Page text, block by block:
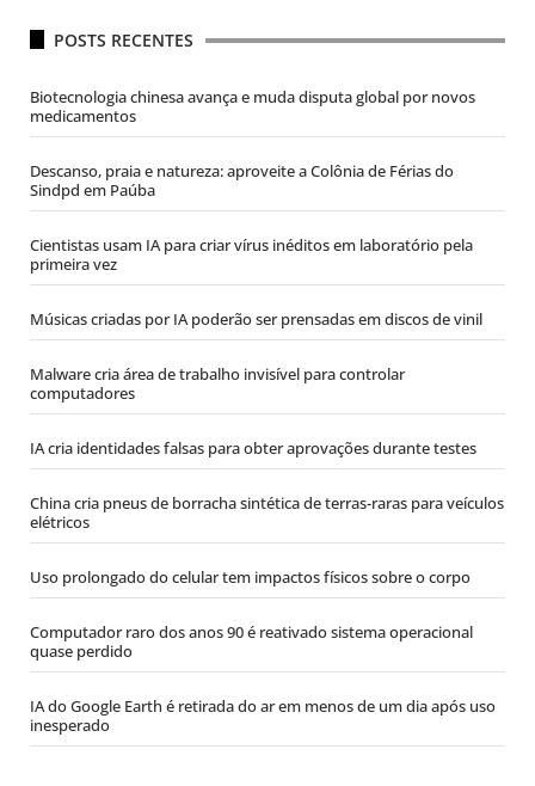
POSTS RECENTES
Biotecnologia chinesa avança e muda disputa global por novos
medicamentos
Descanso, praia e natureza: aproveite a Colônia de Férias do
Sindpd em Paúba
Cientistas usam IA para criar vírus inéditos em laboratório pela
primeira vez
Músicas criadas por IA poderão ser prensadas em discos de vinil
Malware cria área de trabalho invisível para controlar
computadores
IA cria identidades falsas para obter aprovações durante testes
China cria pneus de borracha sintética de terras-raras para veículos
elétricos
Uso prolongado do celular tem impactos físicos sobre o corpo
Computador raro dos anos 90 é reativado sistema operacional
quase perdido
IA do Google Earth é retirada do ar em menos de um dia após uso
inesperado